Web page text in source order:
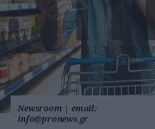
Newsroom | email:
info@pronews.gr